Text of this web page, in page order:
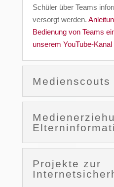
Schüler über Teams
versorgt werden.
Bedienung von Teams
unserem YouTube-Kanal
Medienscouts
Projekte zur